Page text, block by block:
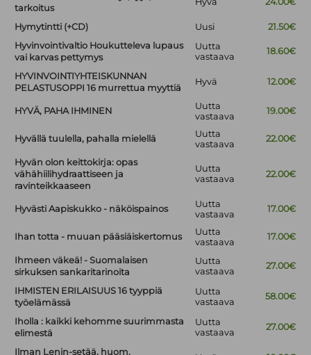
tarkoitus
Hymytintti (+CD) Uusi
21.50€
Hyvinvointivaltio Houkutteleva lupaus
vai karvas pettymys
Uutta
vastaava
18.60€
HYVINVOINTIYHTEISKUNNAN
PELASTUSOPPI 16 murrettua myyttiä
Hyvä 12.00€
HYVÄ, PAHA IHMINEN
Uutta
vastaava
19.00€
Hyvällä tuulella, pahalla mielellä
Uutta
vastaava
22.00€
Hyvän olon keittokirja: opas
vähähiilihydraattiseen ja
ravinteikkaaseen
Uutta
vastaava
22.00€
Hyvästi Aapiskukko - näköispainos
Uutta
vastaava
17.00€
Ihan totta - muuan pääsiäiskertomus
Uutta
vastaava
17.00€
Ihmeen väkeä! - Suomalaisen
sirkuksen sankaritarinoita
Uutta
vastaava
27.00€
IHMISTEN ERILAISUUS 16 tyyppiä
työelämässä
Uutta
vastaava
58.00€
Iholla : kaikki kehomme suurimmasta
elimestä
Uutta
vastaava
27.00€
Ilman Lenin-setää, huom.